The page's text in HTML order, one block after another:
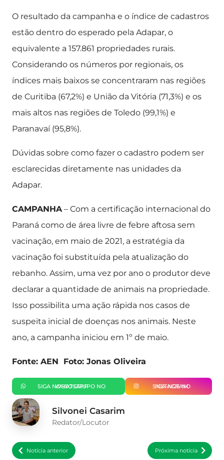
O resultado da campanha e o índice de cadastros
estão dentro do esperado pela Adapar, o
equivalente a 157.861 propriedades rurais.
Considerando os números por regionais, os
índices mais baixos se concentraram nas regiões
de Curitiba (67,2%) e União da Vitória (71,3%) e os
mais altos nas regiões de Toledo (99,1%) e
Paranavaí (95,8%).
Dúvidas sobre como fazer o cadastro podem ser
esclarecidas diretamente nas unidades da
Adapar.
CAMPANHA– Com a certificação internacional do
Paraná como de área livre de febre aftosa sem
vacinação, em maio de 2021, a estratégia da
vacinação foi substituída pela atualização do
rebanho. Assim, uma vez por ano o produtor deve
declarar a quantidade de animais na propriedade.
Isso possibilita uma ação rápida nos casos de
suspeita inicial de doenças nos animais. Neste
ano, a campanha iniciou em 1º de maio.
Fonte: AEN Foto: Jonas Oliveira
SIGA NOSSO GRUPO NO WHATSAPP SIGA-NOS NO INSTAGRAM
Silvonei Casarim
Redator/Locutor
Notícia anterior Próxima notícia